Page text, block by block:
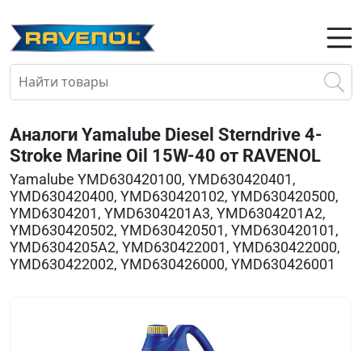
Аналоги Yamalube Diesel Sterndrive 4-
Stroke Marine Oil 15W-40 от RAVENOL
Yamalube YMD630420100, YMD630420401,
YMD630420400, YMD630420102, YMD630420500,
YMD6304201, YMD6304201A3, YMD6304201A2,
YMD630420502, YMD630420501, YMD630420101,
YMD6304205A2, YMD630422001, YMD630422000,
YMD630422002, YMD630426000, YMD630426001